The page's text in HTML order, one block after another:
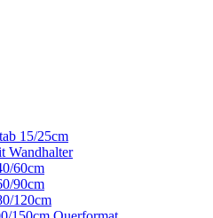
15/25cm
Wandhalter
60cm
90cm
120cm